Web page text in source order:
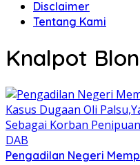
Disclaimer
Tentang Kami
Knalpot
Pengadilan Negeri